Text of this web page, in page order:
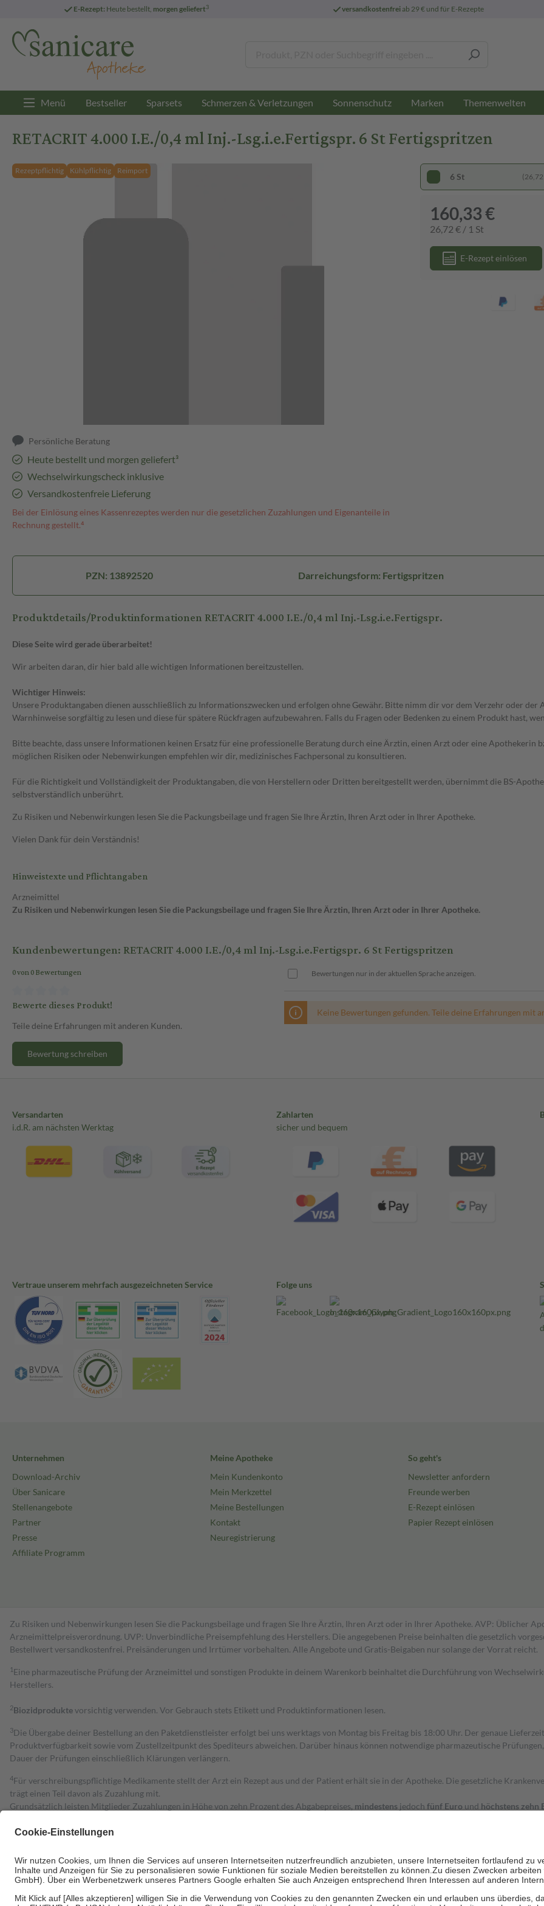
E-Rezept: Heute bestellt, morgen geliefert3 versandkostenfreiab 29 € und für E-Rezepte
Menü Bestseller Sparsets Schmerzen & Verletzungen Sonnenschutz Marken Themenwelten
RETACRIT 4.000 I.E./0,4 ml Inj.-Lsg.i.e.Fertigspr. 6 St Fertigspritzen
Rezeptpflichtig Kühlpflichtig Reimport
Persönliche Beratung
Heute bestellt und morgen geliefert³
Wechselwirkungscheck inklusive
Versandkostenfreie Lieferung
Bei der Einlösung eines Kassenrezeptes werden nur die gesetzlichen Zuzahlungen und Eigenanteile in
Rechnung gestellt.⁴
6 St (26,72
160,33 €
26,72 € / 1 St
E-Rezept einlösen
PZN: 13892520 Darreichungsform: Fertigspritzen
Produktdetails/Produktinformationen RETACRIT 4.000 I.E./0,4 ml Inj.-Lsg.i.e.Fertigspr.
Diese Seite wird gerade überarbeitet!
Wir arbeiten daran, dir hier bald alle wichtigen Informationen bereitzustellen.
Wichtiger Hinweis:
Unsere Produktangaben dienen ausschließlich zu Informationszwecken und erfolgen ohne Gewähr. Bitte nimm dir vor dem Verzehr oder
Warnhinweise sorgfältig zu lesen und diese für spätere Rückfragen aufzubewahren. Falls du Fragen oder Bedenken zu einem Produkt hast,
Bitte beachte, dass unsere Informationen keinen Ersatz für eine professionelle Beratung durch eine Ärztin, einen Arzt oder eine Apothekerin
möglichen Risiken oder Nebenwirkungen empfehlen wir dir, medizinisches Fachpersonal zu konsultieren.
Für die Richtigkeit und Vollständigkeit der Produktangaben, die von Herstellern oder Dritten bereitgestellt werden, übernimmt die BS-
selbstverständlich unberührt.
Zu Risiken und Nebenwirkungen lesen Sie die Packungsbeilage und fragen Sie Ihre Ärztin, Ihren Arzt oder in Ihrer Apotheke.
Vielen Dank für dein Verständnis!
Hinweistexte und Pflichtangaben
Arzneimittel
Zu Risiken und Nebenwirkungen lesen Sie die Packungsbeilage und fragen Sie Ihre Ärztin, Ihren Arzt oder in Ihrer Apotheke.
Kundenbewertungen: RETACRIT 4.000 I.E./0,4 ml Inj.-Lsg.i.e.Fertigspr. 6 St Fertigspritzen
0 von 0 Bewertungen
Bewerte dieses Produkt!
Teile deine Erfahrungen mit anderen Kunden.
Bewertung schreiben
Bewertungen nur in der aktuellen Sprache anzeigen.
Keine Bewertungen gefunden. Teile deine Erfahrungen mit
Versandarten
i.d.R. am nächsten Werktag
Zahlarten
sicher und bequem
Vertraue unserem mehrfach ausgezeichneten Service Folge uns
Unternehmen
Download-Archiv
Über Sanicare
Stellenangebote
Partner
Presse
Affiliate Programm
Meine Apotheke
Mein Kundenkonto
Mein Merkzettel
Meine Bestellungen
Kontakt
Neuregistrierung
So geht's
Newsletter anfordern
Freunde werben
E-Rezept einlösen
Papier Rezept einlösen
Zu Risiken und Nebenwirkungen lesen Sie die Packungsbeilage und fragen Sie Ihre Ärztin, Ihren Arzt oder in Ihrer Apotheke. AVP: Üblicher
Arzneimittelpreisverordnung. UVP: Unverbindliche Preisempfehlung des Herstellers. Die angegebenen Preise beinhalten die gesetzlich
Bestell­wert versand­kosten­frei. Preisänderungen und Irrtümer vorbehalten. Alle Angebote und Gratis-Beigaben nur solange der Vorrat reicht.
1 Eine pharmazeutische Prüfung der Arzneimittel und sonstigen Produkte in deinem Warenkorb beinhaltet die Durchführung von
Herstellers.
2Biozidproduktevorsichtig verwenden. Vor Gebrauch stets Etikett und Produktinformationen lesen.
3Die Übergabe deiner Bestellung an den Paketdienstleister erfolgt bei uns werktags von Montag bis Freitag bis 18:00 Uhr. Der genaue
Produktverfügbarkeit sowie vom Zustellzeitpunkt des Spediteurs abweichen. Darüber hinaus können notwendige pharmazeutische
Dauer der Prüfungen einschließlich Klärungen verlängern.
4Für verschreibungspflichtige Medikamente stellt der Arzt ein Rezept aus und der Patient erhält sie in der Apotheke. Die gesetzliche
trägt einen Teil davon als Zuzahlung mit.
Grundsätzlich leisten Mitglieder Zuzahlungen in Höhe von zehn Prozent des Abgabepreises, mindestens jedoch fünf Euro und höchstens zehn
Diese Regeln gelten grundsätzlich auch für Online-Apotheken.
Um das Engagement der Versicherten für ihre eigene Gesundheit zu stärken und die besondere Stellung der Familie zu unterstützen, fallen
• Kindern und Jugendlichen bis zum vollendeten 18. Lebensjahr mit Ausnahme der Fahrkosten
• Untersuchungen zur Vorsorge und Früherkennung, die von der GKV getragen werden
• empfohlenen Schutzimpfungen